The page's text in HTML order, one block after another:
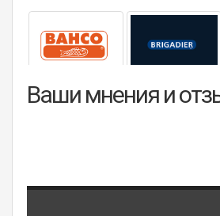
Ваши мнения и